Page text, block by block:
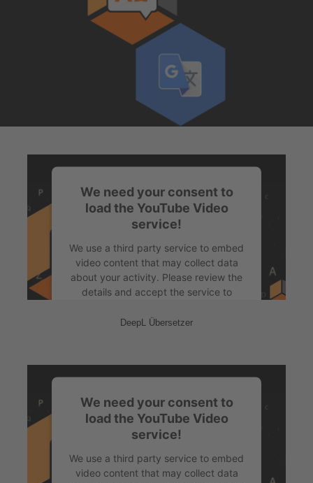
We need your consent to
load the YouTube Video
service!
We use a third party service to embed
video content that may collect data
about your activity. Please review the
details and accept the service to
powered by Usercentrics Consent
Management Platform&
DeepL Übersetzer
We need your consent to
load the YouTube Video
service!
We use a third party service to embed
video content that may collect data